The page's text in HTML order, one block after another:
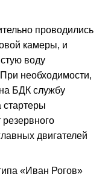
проводились
камеры, и
воду
необходимости,
БДК службу
двигателей
«Иван Рогов»